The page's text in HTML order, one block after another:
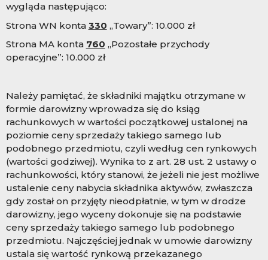
wygląda następująco:
Strona WN konta 330 „Towary”: 10.000 zł
Strona MA konta 760 „Pozostałe przychody
operacyjne”: 10.000 zł
Należy pamiętać, że składniki majątku otrzymane w
formie darowizny wprowadza się do ksiąg
rachunkowych w wartości początkowej ustalonej na
poziomie ceny sprzedaży takiego samego lub
podobnego przedmiotu, czyli według cen rynkowych
(wartości godziwej). Wynika to z art. 28 ust. 2 ustawy o
rachunkowości, który stanowi, że jeżeli nie jest możliwe
ustalenie ceny nabycia składnika aktywów, zwłaszcza
gdy został on przyjęty nieodpłatnie, w tym w drodze
darowizny, jego wyceny dokonuje się na podstawie
ceny sprzedaży takiego samego lub podobnego
przedmiotu. Najczęściej jednak w umowie darowizny
ustala się wartość rynkową przekazanego